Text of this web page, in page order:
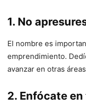
1. No
El nombre es
emprendimiento.
avanzar en otras
2. Enfócate